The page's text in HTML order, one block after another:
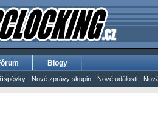
Nové zprávy skupin Nové události
Blogy